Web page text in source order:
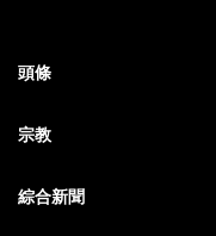
頭條
宗教
綜合新聞